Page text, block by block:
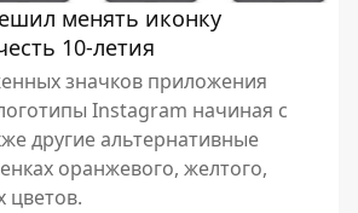
менять иконку
10-летия
значков приложения
Instagram начиная с
другие альтернативные
оранжевого, желтого,
цветов.